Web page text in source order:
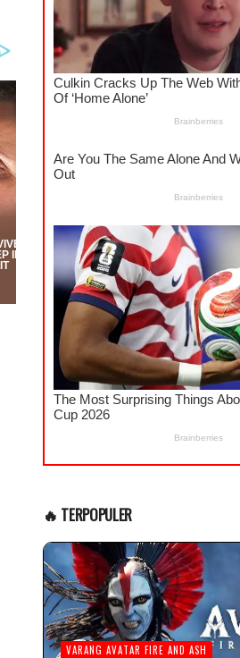
🔥 TERPOPULER
VARANG AVATAR FIRE AND ASH